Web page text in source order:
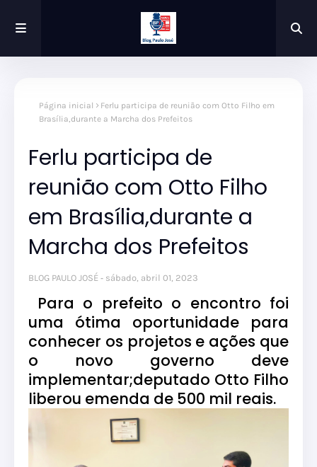
Página inicial
Ferlu participa de reunião com Otto Filho em
Brasília,durante a Marcha dos Prefeitos
Ferlu participa de
reunião com Otto Filho
em Brasília,durante a
Marcha dos Prefeitos
BLOG PAULO JOSÉ sábado, abril 01, 2023
Para o prefeito o encontro foi
uma ótima oportunidade para
conhecer os projetos e ações que
o novo governo deve
implementar;deputado Otto Filho
liberou emenda de 500 mil reais.